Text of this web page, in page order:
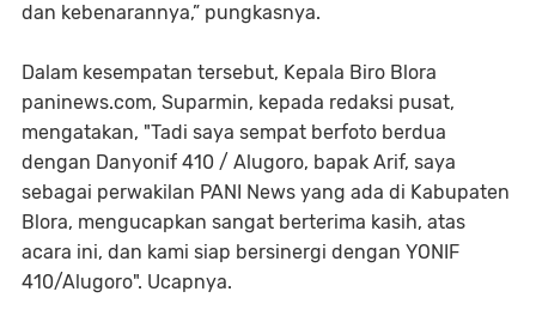
dan kebenarannya,” pungkasnya.
Dalam kesempatan tersebut, Kepala Biro Blora
paninews.com, Suparmin, kepada redaksi pusat,
mengatakan, "Tadi saya sempat berfoto berdua
dengan Danyonif 410 / Alugoro, bapak Arif, saya
sebagai perwakilan PANI News yang ada di Kabupaten
Blora, mengucapkan sangat berterima kasih, atas
acara ini, dan kami siap bersinergi dengan YONIF
410/Alugoro". Ucapnya.